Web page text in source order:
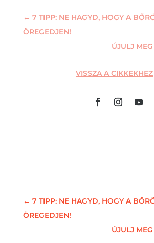
← 7 TIPP: NE HAGYD, HOGY A
ÖREGEDJEN!
ÚJULJ
VISSZA A CIKKEKHEZ
← 7 TIPP: NE HAGYD, HOGY A
ÖREGEDJEN!
ÚJULJ